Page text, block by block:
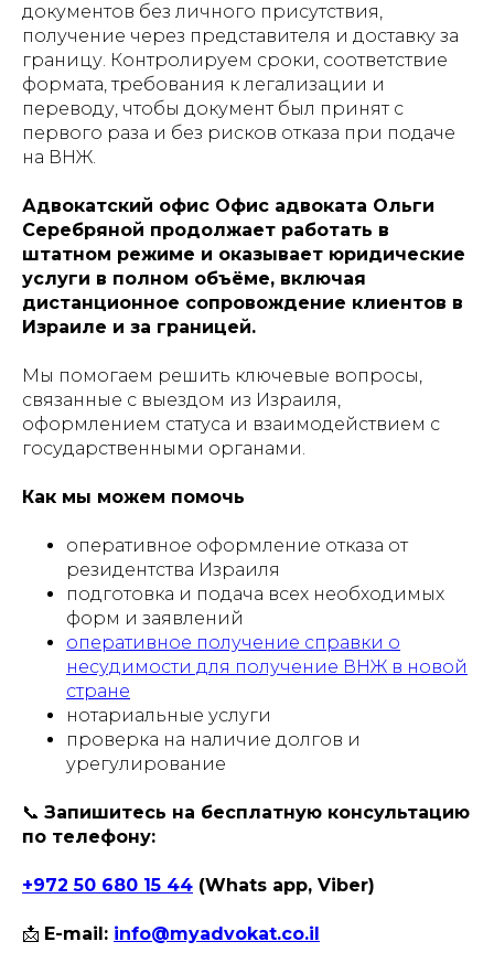
документов без личного присутствия,
получение через представителя и доставку за
границу. Контролируем сроки, соответствие
формата, требования к легализации и
переводу, чтобы документ был принят с
первого раза и без рисков отказа при подаче
на ВНЖ.
Адвокатский офис Офис адвоката Ольги
Серебряной продолжает работать в
штатном режиме и оказывает юридические
услуги в полном объёме, включая
дистанционное сопровождение клиентов в
Израиле и за границей.
Мы помогаем решить ключевые вопросы,
связанные с выездом из Израиля,
оформлением статуса и взаимодействием с
государственными органами.
Как мы можем помочь
оперативное оформление отказа от
резидентства Израиля
подготовка и подача всех необходимых
форм и заявлений
оперативное получение справки о
несудимости для получение ВНЖ в новой
стране
нотариальные услуги
проверка на наличие долгов и
урегулирование
📞 Запишитесь на бесплатную консультацию
по телефону:
+972 50 680 15 44 (Whats app, Viber)
📩 E-mail: info@myadvokat.co.il